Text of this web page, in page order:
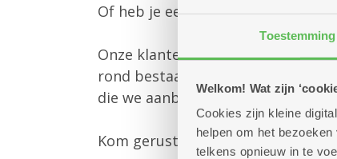
Toestemming
Welkom! Wat zijn
Cookies zijn kleine
helpen om het
telkens opnieuw in te
Of heb je een andere vraag?
Onze klantenbegeleider is er om
rond bestaande diensten en om
die we aanbieden.
Kom gerust langs – we helpen je